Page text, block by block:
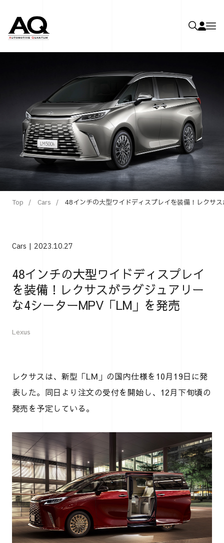
Top Cars 48インチの大型ワイドディスプレイを装備！レクサ
Cars 2023.10.27
48インチの大型ワイドディスプレイ
を装備！レクサスがラグジュアリー
な4シーターMPV「LM」を発売
Lexus
レクサスは、新型「LM」の国内仕様を10月19日に発
表した。同日より注文の受付を開始し、12月下旬頃の
発売を予定している。